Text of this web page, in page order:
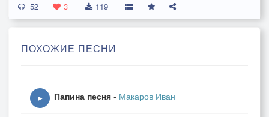
52 3 119
ПОХОЖИЕ ПЕСНИ
▶ Папина песня - Макаров Иван